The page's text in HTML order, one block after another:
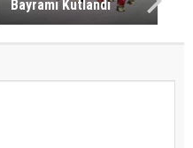
Bayramı Kutlandı